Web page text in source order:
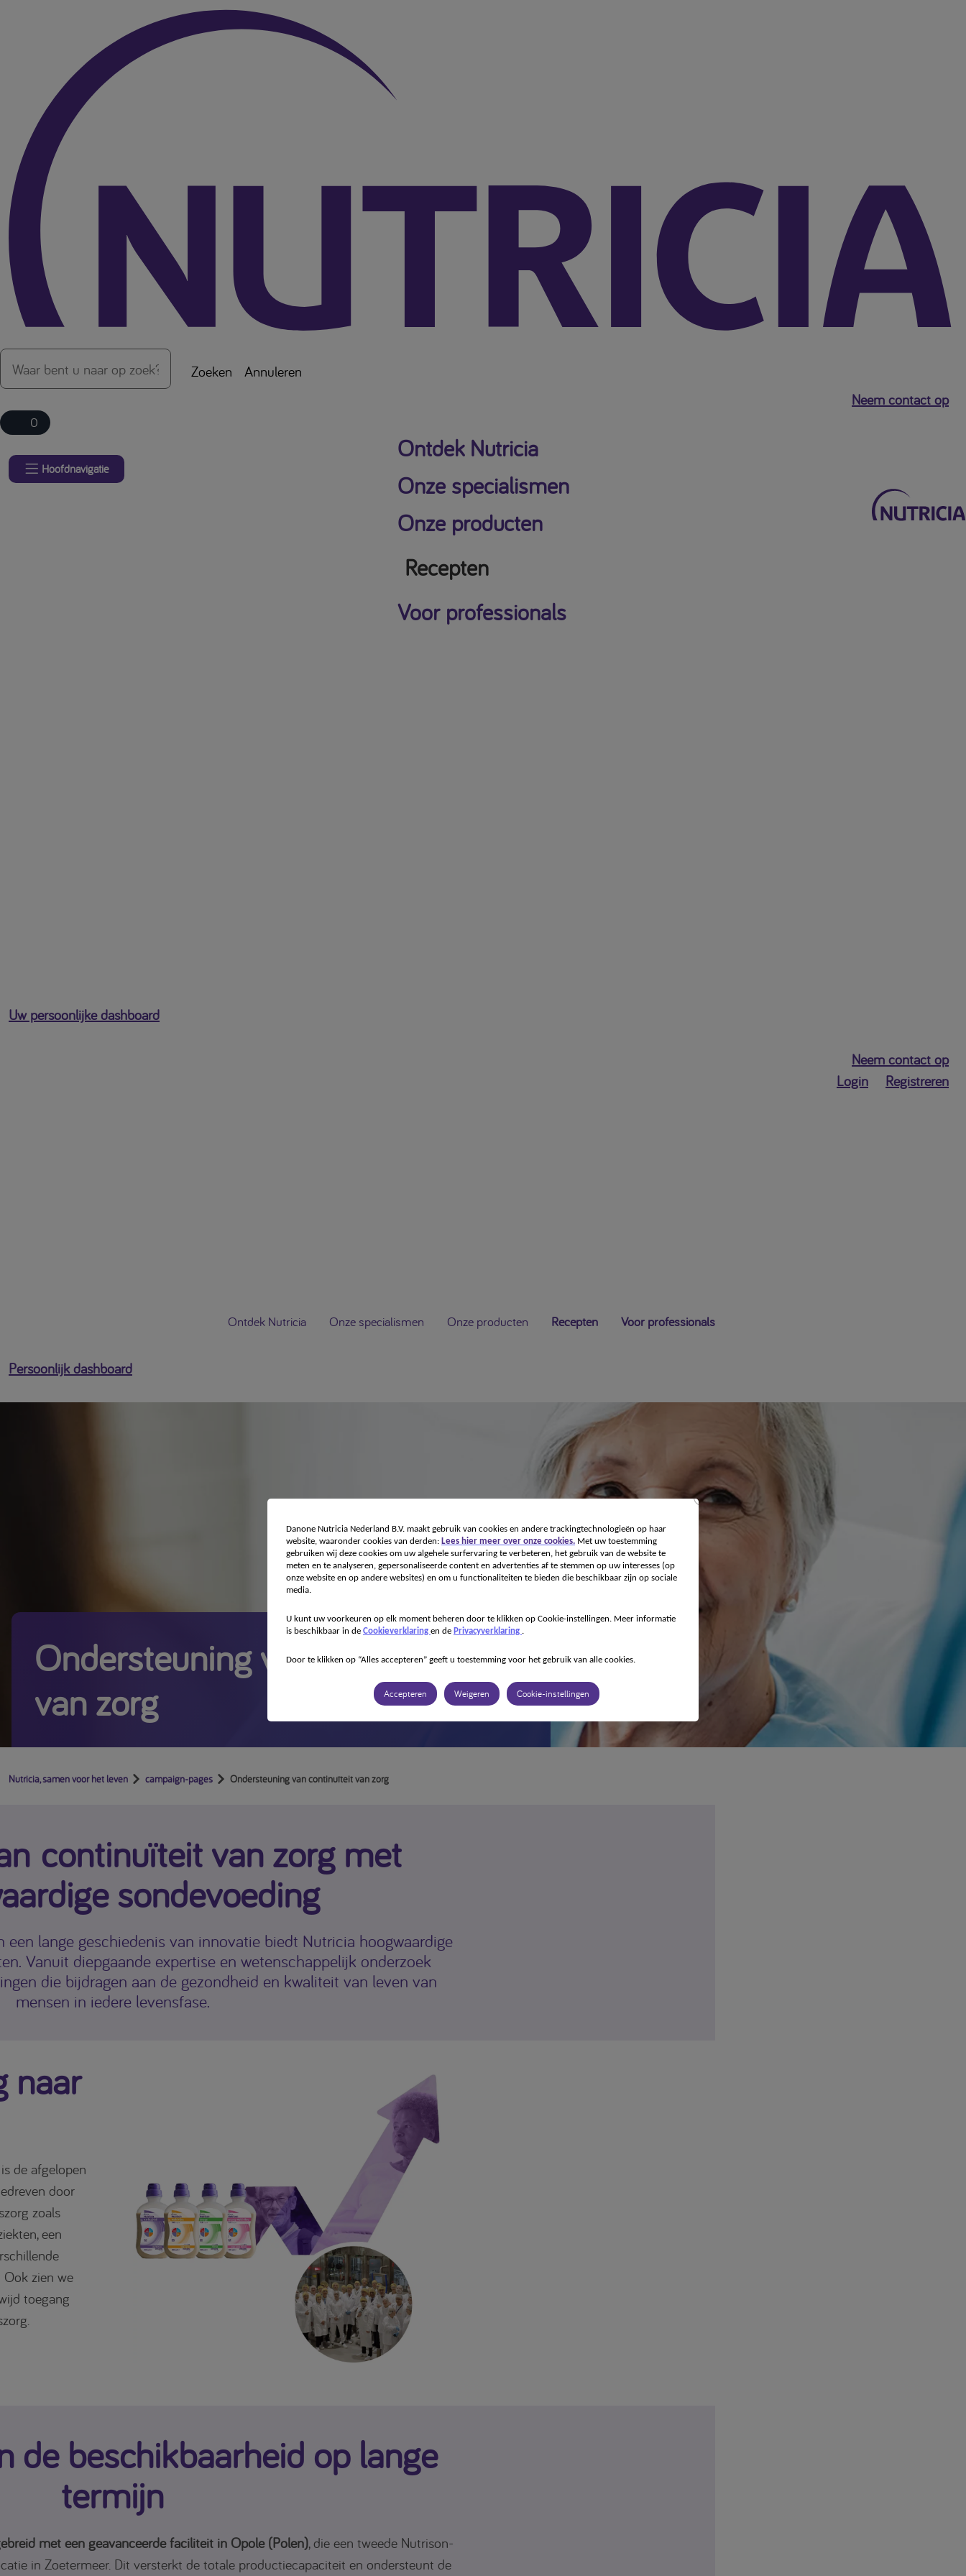
Over de inhoud van de pagina
Zoeken
Annuleren
Neem contact op
0
Hoofdnavigatie
Ontdek Nutricia
Onze specialismen
Onze producten
Recepten
Voor professionals
Uw persoonlijke dashboard
Neem contact op
Login
Registreren
Ontdek Nutricia Onze specialismen Onze producten Recepten Voor professionals
Persoonlijk dashboard
Ondersteuning van continuïteit
van zorg
Nutricia, samen voor het leven campaign-pages Ondersteuning van continuïteit van zorg
continuïteit van zorg met
sondevoeding
lange geschiedenis van innovatie biedt Nutricia hoogwaardige
Vanuit diepgaande expertise en wetenschappelijk onderzoek
die bijdragen aan de gezondheid en kwaliteit van leven van
mensen in iedere levensfase.
naar
de afgelopen
door
zoals
een
zien we
toegang
de beschikbaarheid op lange
termijn
met een geavanceerde faciliteit in Opole (Polen), die een tweede Nutrison-
in Zoetermeer. Dit versterkt de totale productiecapaciteit en ondersteunt de
Danone Nutricia Nederland B.V. maakt gebruik van cookies en andere trackingtechnologieën op haar
website, waaronder cookies van derden: Lees hier meer over onze cookies. Met uw toestemming
gebruiken wij deze cookies om uw algehele surfervaring te verbeteren, het gebruik van de website te
meten en te analyseren, gepersonaliseerde content en advertenties af te stemmen op uw interesses (op
onze website en op andere websites) en om u functionaliteiten te bieden die beschikbaar zijn op sociale
media.
U kunt uw voorkeuren op elk moment beheren door te klikken op Cookie-instellingen. Meer informatie
is beschikbaar in de Cookieverklaring en de Privacyverklaring .
Door te klikken op “Alles accepteren” geeft u toestemming voor het gebruik van alle cookies.
Accepteren Weigeren Cookie-instellingen